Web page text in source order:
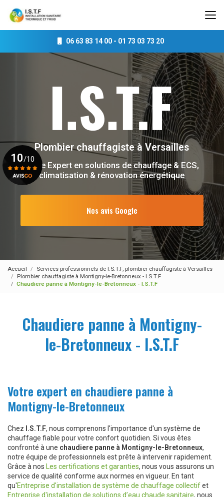
contenu
06 63 83 14 00- 01 73 03 73 20
Plombier chauffagisteà Versailles
Votre Expert en solutions de chauffage & ECS,
climatisation & rénovation énergétique
Nos avis Google
10/10
Accueil
Services professionnels de I.S.T.F, plombier chauffagiste à Versailles
Plombier chauffagiste à Montigny-le-Bretonneux - I.S.T.F
Chaudiere panne à Montigny-le-Bretonneux - I.S.T.F
Chaudiere panne à Montigny-
le-Bretonneux - I.S.T.F
Votre expert en chaudiere panne à
Montigny-le-Bretonneux
Chez I.S.T.F, nous comprenons l'importance d'un système de
chauffage fiable pour votre confort quotidien. Si vous êtes
confronté à une chaudiere panne à Montigny-le-Bretonneux,
notre équipe de professionnels est prête à intervenir rapidement.
Grâce à nos
Les certifications et garanties, nous vous assurons un
service de qualité conforme aux normes en vigueur. En tant
qu'Entreprise d'installation de système de chauffage collectifet
Entreprise d'installation de solutions d’eau chaude sanitaire, nous